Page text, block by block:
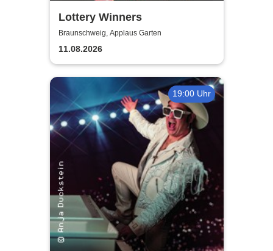
Lottery Winners
Braunschweig, Applaus Garten
11.08.2026
19:00 Uhr